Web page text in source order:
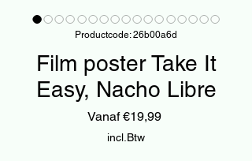
Productcode: 26b00a6d
Film poster Take It
Easy, Nacho Libre
Vanaf€19,99Verkoopprijs
incl.Btw